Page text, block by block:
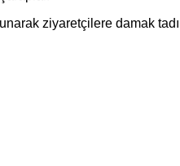
ziyaretçilere damak tadı